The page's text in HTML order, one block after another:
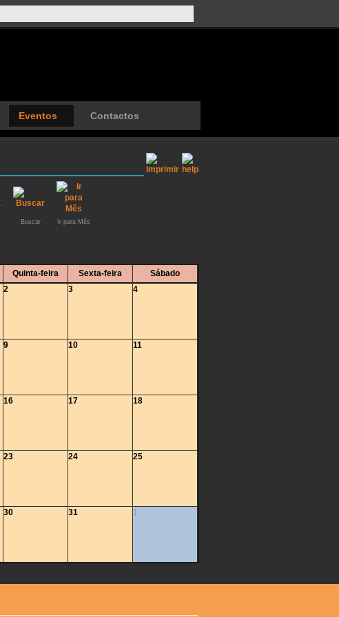
Eventos Contactos
Buscar Ir para Mês
Quinta-feira Sexta-feira Sábado
2 3 4
9 10 11
16 17 18
23 24 25
30 31 1